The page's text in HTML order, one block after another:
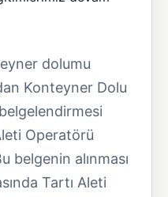
dolumu
Konteyner Dolu
Operatörü
belgenin alınması
Tartı Aleti